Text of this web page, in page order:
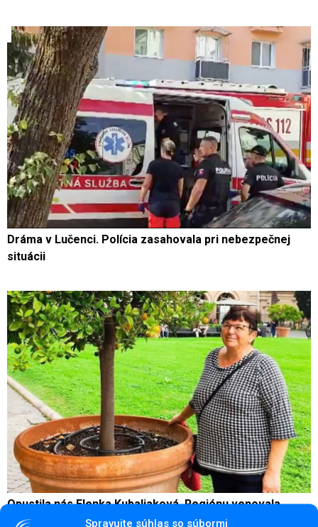
Spravujte súhlas so súbormi
Dráma v Lučenci. Polícia zasahovala pri nebezpečnej
situácii
Opustila nás Elenka Kubaliaková. Regiónu venovala
18 rokov